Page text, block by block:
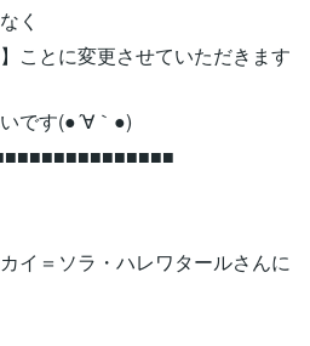
く
ことに変更させていただきます
です(●´∀｀●)
イ＝ソラ・ハレワタールさんに